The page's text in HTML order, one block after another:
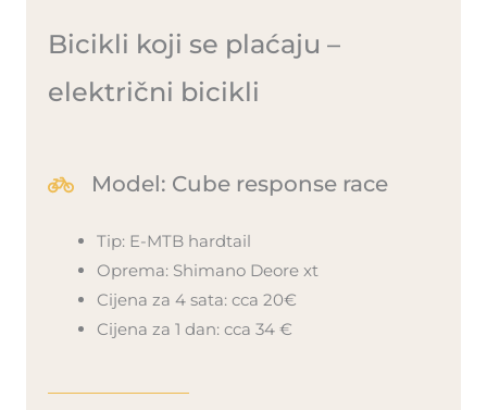
Bicikli koji se plaćaju –
električni bicikli
Model: Cube response race
Tip: E-MTB hardtail
Oprema: Shimano Deore xt
Cijena za 4 sata: cca 20€
Cijena za 1 dan: cca 34 €